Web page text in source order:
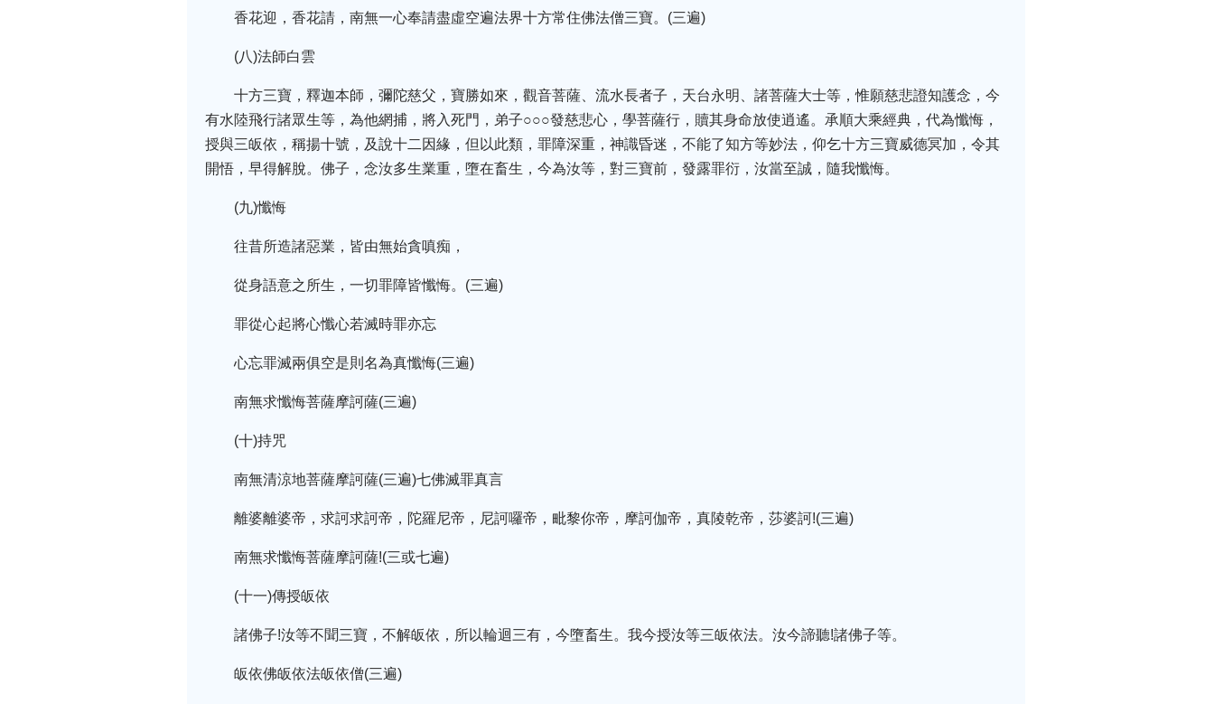
香花迎，香花請，南無一心奉請盡虛空遍法界十方常住佛法僧三寶。(三遍)
(八)法師白雲
十方三寶，釋迦本師，彌陀慈父，寶勝如來，觀音菩薩、流水長者子，天台永明、諸菩薩大士等，惟願慈悲證知護念，今
有水陸飛行諸眾生等，為他網捕，將入死門，弟子○○○發慈悲心，學菩薩行，贖其身命放使逍遙。承順大乘經典，代為懺悔，
授與三皈依，稱揚十號，及說十二因緣，但以此類，罪障深重，神識昏迷，不能了知方等妙法，仰乞十方三寶威德冥加，令其
開悟，早得解脫。佛子，念汝多生業重，墮在畜生，今為汝等，對三寶前，發露罪衍，汝當至誠，隨我懺悔。
(九)懺悔
往昔所造諸惡業，皆由無始貪嗔痴，
從身語意之所生，一切罪障皆懺悔。(三遍)
罪從心起將心懺心若滅時罪亦忘
心忘罪滅兩俱空是則名為真懺悔(三遍)
南無求懺悔菩薩摩訶薩(三遍)
(十)持咒
南無清涼地菩薩摩訶薩(三遍)七佛滅罪真言
離婆離婆帝，求訶求訶帝，陀羅尼帝，尼訶囉帝，毗黎你帝，摩訶伽帝，真陵乾帝，莎婆訶!(三遍)
南無求懺悔菩薩摩訶薩!(三或七遍)
(十一)傳授皈依
諸佛子!汝等不聞三寶，不解皈依，所以輪迴三有，今墮畜生。我今授汝等三皈依法。汝今諦聽!諸佛子等。
皈依佛皈依法皈依僧(三遍)